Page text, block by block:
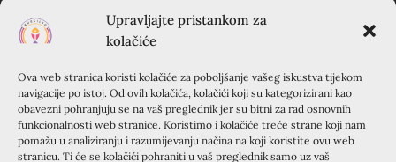
Upravljajte pristankom za
kolačiće
Ova web stranica koristi kolačiće za poboljšanje vašeg iskustva tijekom
navigacije po istoj. Od ovih kolačića, kolačići koji su kategorizirani kao
obavezni pohranjuju se na vaš preglednik jer su bitni za rad osnovnih
funkcionalnosti web stranice. Koristimo i kolačiće treće strane koji nam
pomažu u analiziranju i razumijevanju načina na koji koristite ovu web
stranicu. Ti će se kolačići pohraniti u vaš preglednik samo uz vaš
Kontakt osoba: Ružica Anušić
– zvati utorkom 18-21h
KURSILJO KRAPANJ
KRAPANJ, kuća EMAUS (Franjevački samostan), 22000
Šibenik, Hrvatska